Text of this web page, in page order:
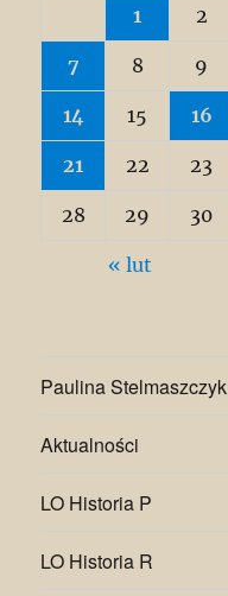
1 2
7 8 9
14 15 16
21 22 23
28 29 30
« lut
Paulina Stelmaszczyk
Aktualności
LO Historia P
LO Historia R